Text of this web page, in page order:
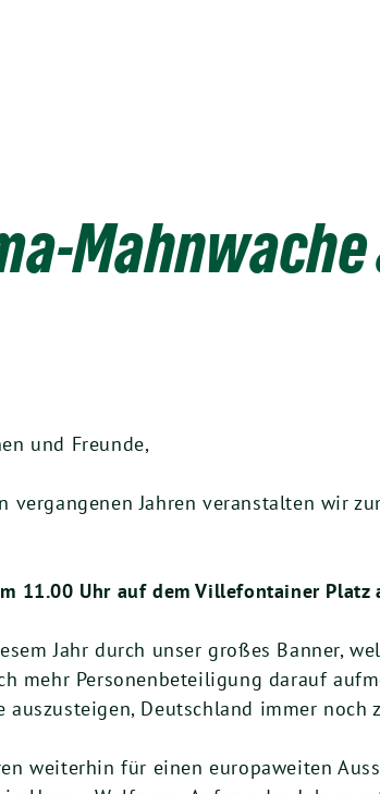
Mahnwache
und Freunde,
vergangenen Jahren veranstalten wir
11.00 Uhr auf dem Villefontainer Platz
Jahr durch unser großes Banner,
mehr Personenbeteiligung darauf
auszusteigen, Deutschland immer
weiterhin für einen europaweiten